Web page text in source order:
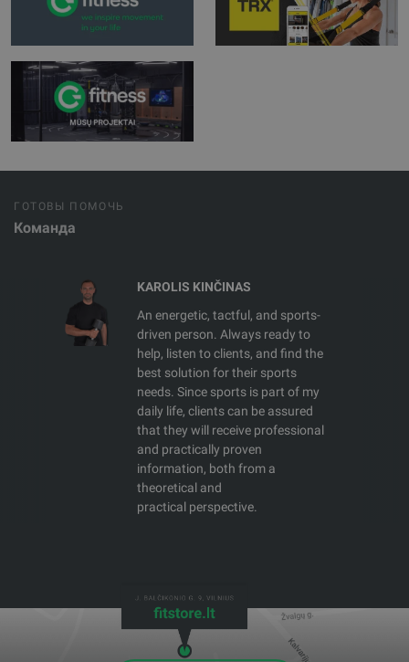
ГОТОВЫ ПОМОЧЬ
Команда
KAROLIS KINČINAS
An energetic, tactful, and sports-
driven person. Always ready to
help, listen to clients, and find the
best solution for their sports
needs. Since sports is part of my
daily life, clients can be assured
that they will receive professional
and practically proven
information, both from a
theoretical and
practical perspective.